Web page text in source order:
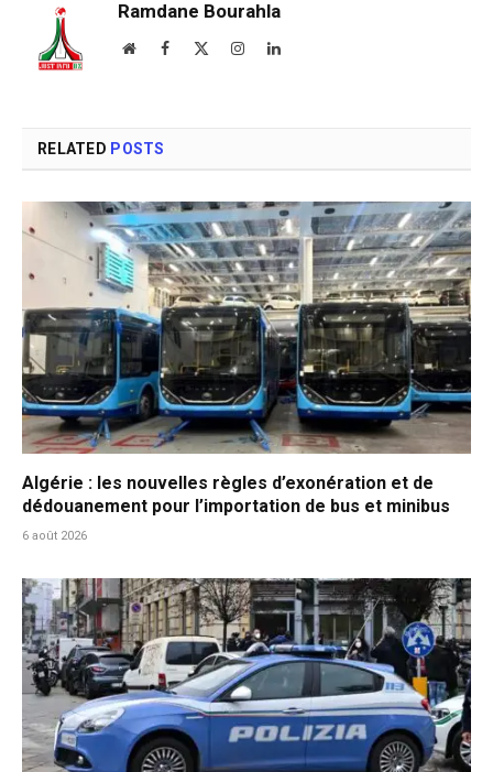
Ramdane Bourahla
WebsiteFacebook InstagramLinkedIn
RELATED POSTS
Algérie : les nouvelles règles d’exonération et de
dédouanement pour l’importation de bus et minibus
6 août 2026